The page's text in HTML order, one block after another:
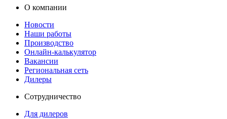
О компании
Новости
Наши работы
Производство
Онлайн-калькулятор
Вакансии
Региональная сеть
Дилеры
Сотрудничество
Для дилеров